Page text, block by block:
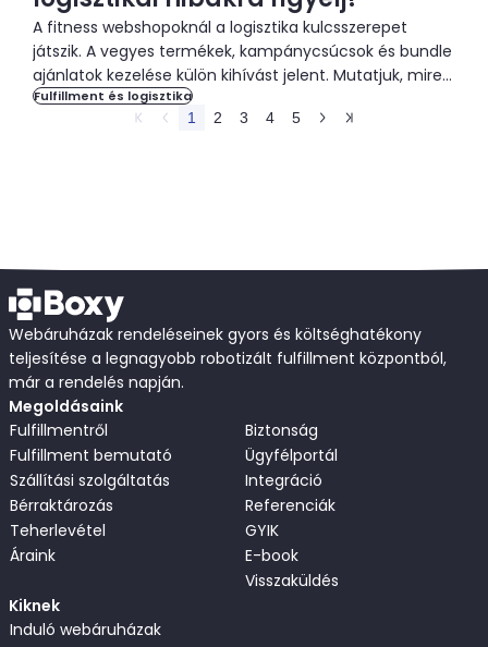
A fitness webshopoknál a logisztika kulcsszerepet
játszik. A vegyes termékek, kampánycsúcsok és bundle
ajánlatok kezelése külön kihívást jelent. Mutatjuk, mire
figyelj.
Fulfillment és logisztika
1
2 3 4 5
Webáruházak rendeléseinek gyors és költséghatékony
teljesítése a legnagyobb robotizált fulfillment központból,
már a rendelés napján.
Megoldásaink
Fulfillmentről
Fulfillment bemutató
Szállítási szolgáltatás
Bérraktározás
Teherlevétel
Áraink
Biztonság
Ügyfélportál
Integráció
Referenciák
GYIK
E-book
Visszaküldés
Kiknek
Induló webáruházak